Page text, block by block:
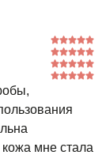
мне стала